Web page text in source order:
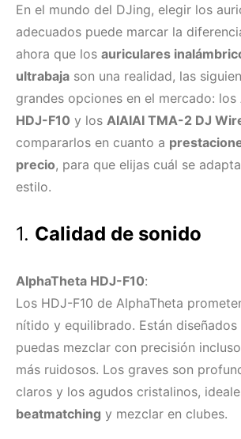
En el mundo del DJing, elegir los
adecuados puede marcar la
ahora que los auriculares
ultrabaja son una realidad, las
grandes opciones en el mercado: los
HDJ-F10 y los AIAIAI TMA-2 DJ
compararlos en cuanto a
precio, para que elijas cuál se
estilo.
1. Calidad de sonido
AlphaTheta HDJ-F10:
Los HDJ-F10 de AlphaTheta
nítido y equilibrado. Están diseñados
puedas mezclar con precisión
más ruidosos. Los graves son
claros y los agudos cristalinos,
beatmatching y mezclar en clubes.